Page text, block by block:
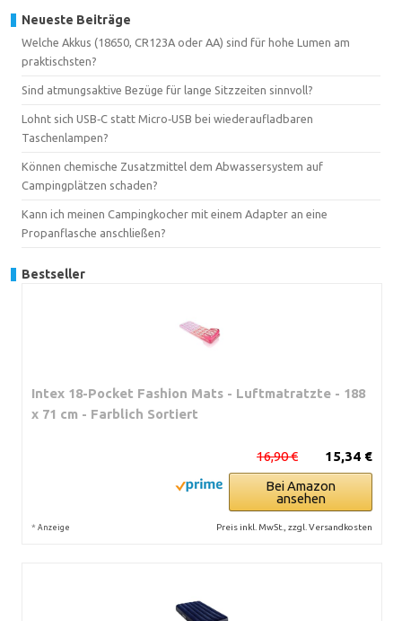
Neueste Beiträge
Welche Akkus (18650, CR123A oder AA) sind für hohe Lumen am
praktischsten?
Sind atmungsaktive Bezüge für lange Sitzzeiten sinnvoll?
Lohnt sich USB‑C statt Micro‑USB bei wiederaufladbaren
Taschenlampen?
Können chemische Zusatzmittel dem Abwassersystem auf
Campingplätzen schaden?
Kann ich meinen Campingkocher mit einem Adapter an eine
Propanflasche anschließen?
Bestseller
Intex 18-Pocket Fashion Mats - Luftmatratzte - 188
x 71 cm - Farblich Sortiert
15,34 €
16,90 €
Bei Amazon
ansehen
* Anzeige Preis inkl. MwSt., zzgl. Versandkosten